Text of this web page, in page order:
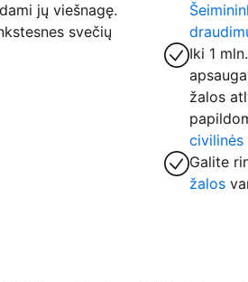
jų viešnagę.
svečių
Iki 1
žalos
civilinės
Galite
žalos